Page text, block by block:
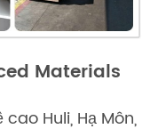
Materials
Huli, Hạ Môn,